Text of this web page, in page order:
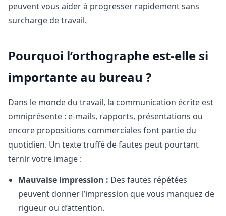
peuvent vous aider à progresser rapidement sans
surcharge de travail.
Pourquoi l’orthographe est-elle si
importante au bureau ?
Dans le monde du travail, la communication écrite est
omniprésente : e-mails, rapports, présentations ou
encore propositions commerciales font partie du
quotidien. Un texte truffé de fautes peut pourtant
ternir votre image :
Mauvaise impression : Des fautes répétées
peuvent donner l’impression que vous manquez de
rigueur ou d’attention.